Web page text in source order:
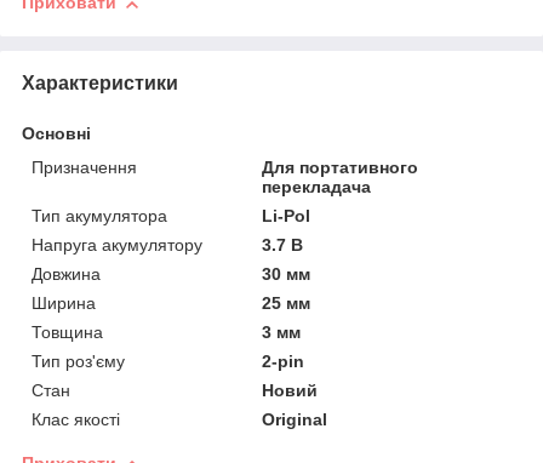
Характеристики
Основні
Призначення
Для портативного
перекладача
Тип акумулятора
Li-Pol
Напруга акумулятору
3.7 В
Довжина
30 мм
Ширина
25 мм
Товщина
3 мм
Тип роз'єму
2-pin
Стан
Новий
Клас якості
Original